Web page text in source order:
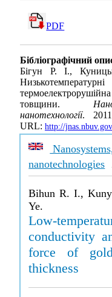
PDF
Бібліографічний
Бігун Р. І.,
товщини.
нанотехнології.
URL: http://
nanotechnologies
Bihun R. I.,
Ye.
Low-
conductivity
force of
thickness